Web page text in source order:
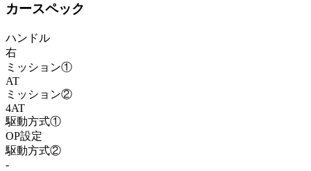
カースペック
ハンドル
右
ミッション①
AT
ミッション②
4AT
駆動方式①
OP設定
駆動方式②
-